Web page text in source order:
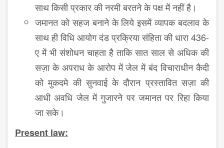
साथ किसी प्रकार की नरमी बरतने के पक्ष में नहीं है।
जमानत को सहज बनाने के लिये इसमें व्यापक बदलाव के
साथ ही विधि आयोग दंड प्रक्रिया संहिता की धारा 436-
ए में भी संशोधन चाहता है ताकि सात साल से अधिक की
सज़ा के अपराध के आरोप में जेल में बंद विचाराधीन कैदी
को मुकदमे की सुनवाई के दौरान प्रस्तावित सज़ा की
आधी अवधि जेल में गुजारने पर जमानत पर रिहा किया
जा सके।
Present law: